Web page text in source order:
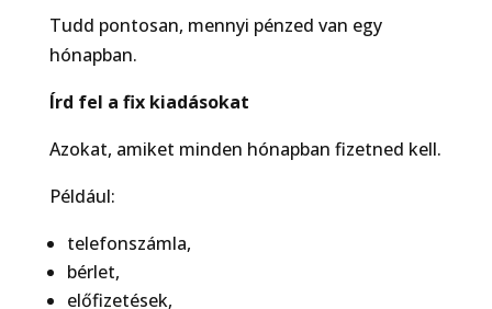
Tudd pontosan, mennyi pénzed van egy
hónapban.
Írd fel a fix kiadásokat
Azokat, amiket minden hónapban fizetned kell.
Például:
telefonszámla,
bérlet,
előfizetések,